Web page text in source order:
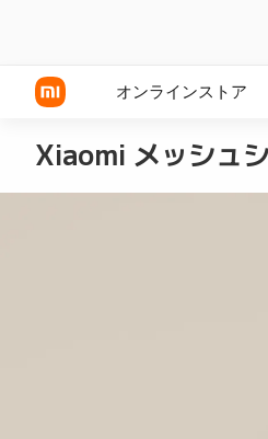
オンラインストア
Xiaomi メッシュ